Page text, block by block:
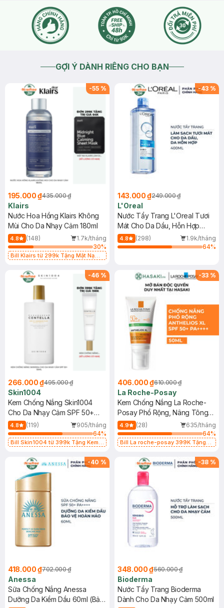
theo khung giờ nên bạn có thể check lại giá trước khi thanh
toán nhé
2026-05-14Thích
GỢI Ý DÀNH RIÊNG CHO BẠN
-55 %
195.000 ₫435.000 ₫
Klairs
Nước Hoa Hồng Klairs Không
Mùi Cho Da Nhạy Cảm 180ml
4.8 (148)
1.7k/tháng
30%
Bill Klairs từ 299k Tặng Mặt Nạ
25ml (SL Có Hạn)
-43 %
143.000 ₫249.000 ₫
L'Oreal
Nước Tẩy Trang L'Oreal Tươi
Mát Cho Da Dầu, Hỗn Hợp
400ml
4.8 (298)
1.9k/tháng
64%
-46 %
266.000 ₫495.000 ₫
Skin1004
Kem Chống Nắng Skin1004
Cho Da Nhạy Cảm SPF 50+
50ml
4.8 (119)
905/tháng
64%
Bill Skin1004 từ 399k Tặng Kem
SPF 50+ 20ml (SL Có Hạn)
-33 %
406.000 ₫610.000 ₫
La Roche-Posay
Kem Chống Nắng La Roche-
Posay Phổ Rộng, Nâng Tông
Kiềm Dầu 50ml
4.9 (28)
635/tháng
64%
Bill La roche-posay 399K Tặng
(SL có hạn)
-40 %
418.000 ₫702.000 ₫
Anessa
Sữa Chống Nắng Anessa
Dưỡng Da Kiềm Dầu 60ml (Bản
-38 %
348.000 ₫560.000 ₫
Bioderma
Nước Tẩy Trang Bioderma
Dành Cho Da Nhạy Cảm 500ml